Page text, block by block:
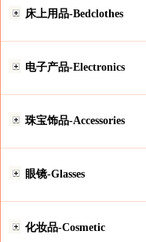
床上用品-Bedclothes
电子产品-Electronics
珠宝饰品-Accessories
眼镜-Glasses
化妆品-Cosmetic